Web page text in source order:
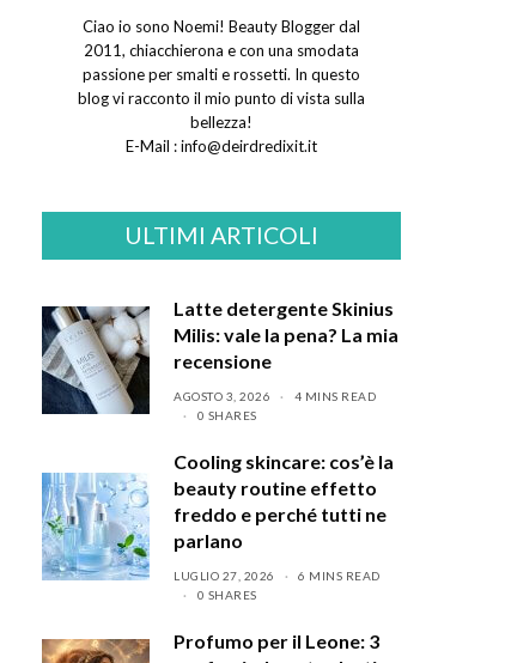
Ciao io sono Noemi! Beauty Blogger dal
2011, chiacchierona e con una smodata
passione per smalti e rossetti. In questo
blog vi racconto il mio punto di vista sulla
bellezza!
E-Mail :info@deirdredixit.it
ULTIMI ARTICOLI
Latte detergente Skinius
Milis: vale la pena? La mia
recensione
AGOSTO 3, 2026
4 MINS READ
0 SHARES
Cooling skincare: cos’è la
beauty routine effetto
freddo e perché tutti ne
parlano
LUGLIO 27, 2026
6 MINS READ
0 SHARES
Profumo per il Leone: 3